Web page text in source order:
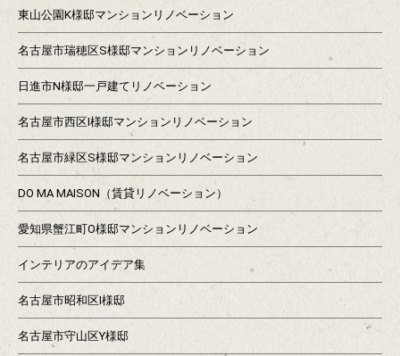
東山公園K様邸マンションリノベーション
名古屋市瑞穂区S様邸マンションリノベーション
日進市N様邸一戸建てリノベーション
名古屋市西区I様邸マンションリノベーション
名古屋市緑区S様邸マンションリノベーション
DO MA MAISON（賃貸リノベーション）
愛知県蟹江町O様邸マンションリノベーション
インテリアのアイデア集
名古屋市昭和区I様邸
名古屋市守山区Y様邸